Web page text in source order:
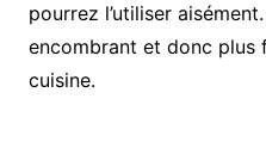
pourrez l’utiliser
encombrant et donc plus
cuisine.